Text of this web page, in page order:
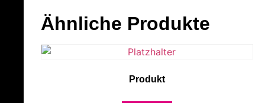
Ähnliche Produkte
Produkt